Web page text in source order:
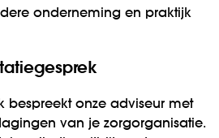
onderneming en praktijk
bespreekt onze adviseur met
van je zorgorganisatie.